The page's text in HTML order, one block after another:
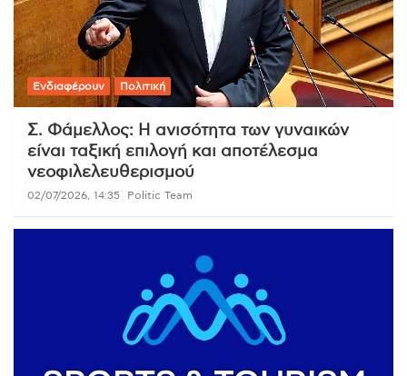
Ενδιαφέρουν Πολιτική
Σ. Φάμελλος: Η ανισότητα των γυναικών
είναι ταξική επιλογή και αποτέλεσμα
νεοφιλελευθερισμού
02/07/2026, 14:35 Politic Team